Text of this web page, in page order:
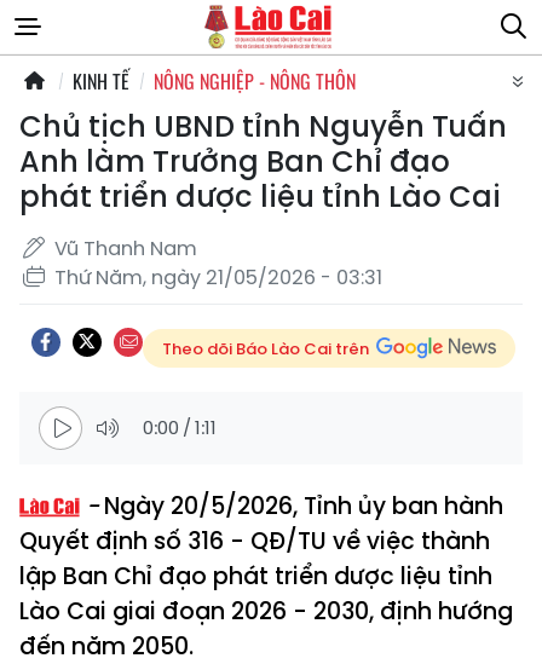
KINH TẾ NÔNG NGHIỆP - NÔNG THÔN
Chủ tịch UBND tỉnh Nguyễn Tuấn
Anh làm Trưởng Ban Chỉ đạo
phát triển dược liệu tỉnh Lào Cai
Vũ Thanh Nam
Thứ Năm, ngày 21/05/2026 - 03:31
Theo dõi Báo Lào Cai trên
0:00 /1:11
Ngày 20/5/2026, Tỉnh ủy ban hành
Quyết định số 316 - QĐ/TU về việc thành
lập Ban Chỉ đạo phát triển dược liệu tỉnh
Lào Cai giai đoạn 2026 - 2030, định hướng
đến năm 2050.